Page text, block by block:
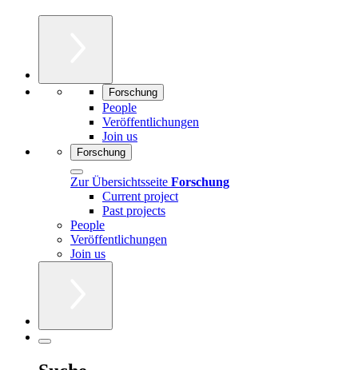
Forschung
People
Veröffentlichungen
Join us
Forschung
Zur Übersichtsseite Forschung
Current project
Past projects
People
Veröffentlichungen
Join us